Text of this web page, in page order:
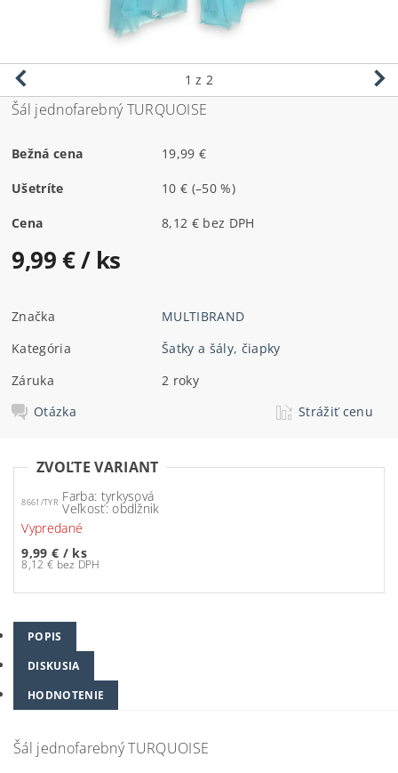
1 z 2
Šál jednofarebný TURQUOISE
Bežná cena 19,99 €
Ušetríte 10 € (–50 %)
Cena 8,12 € bez DPH
9,99 €/ ks
Značka
MULTIBRAND
Kategória
Šatky a šály, čiapky
Záruka
2 roky
Otázka
Strážiť cenu
ZVOĽTE VARIANT
8661/TYR Farba: tyrkysová
Veľkosť: obdĺžnik
Vypredané
9,99 € / ks
8,12 € bez DPH
POPIS
DISKUSIA
HODNOTENIE
Šál jednofarebný TURQUOISE